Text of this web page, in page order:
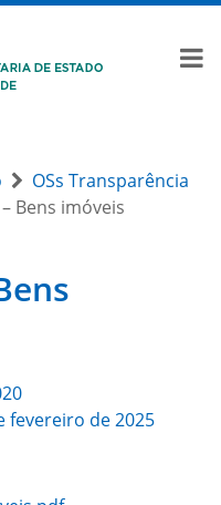
OSs Transparência
Bens imóveis
fevereiro de 2025